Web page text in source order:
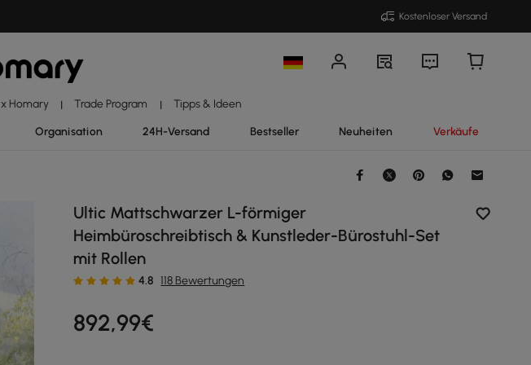
Kostenloser Versand
Homary | Trade Program | Tipps & Ideen
Organisation 24H-Versand Bestseller Neuheiten Verkäufe
Ultic Mattschwarzer L-förmiger
Heimbüroschreibtisch & Kunstleder-Bürostuhl-Set
mit Rollen
4.8 118 Bewertungen
892,99€